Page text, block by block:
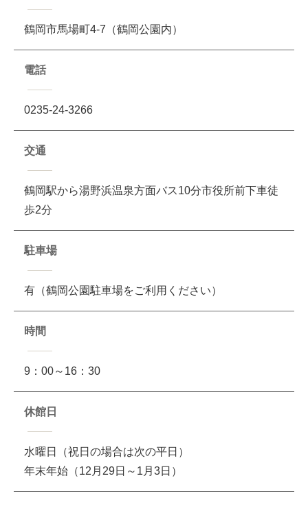
鶴岡市馬場町4-7（鶴岡公園内）
電話
0235-24-3266
交通
鶴岡駅から湯野浜温泉方面バス10分市役所前下車徒
歩2分
駐車場
有（鶴岡公園駐車場をご利用ください）
時間
9：00～16：30
休館日
水曜日（祝日の場合は次の平日）
年末年始（12月29日～1月3日）